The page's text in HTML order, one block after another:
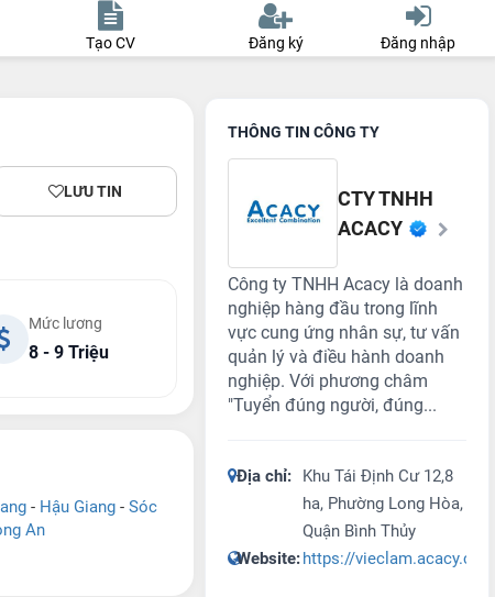
Tạo CV Đăng ký Đăng nhập
LƯU TIN
Mức lương
8 - 9 Triệu
- Hậu Giang -Sóc
An
THÔNG TIN CÔNG TY
CTY TNHH
ACACY
Công ty TNHH Acacy là doanh
nghiệp hàng đầu trong lĩnh
vực cung ứng nhân sự, tư vấn
quản lý và điều hành doanh
nghiệp. Với phương châm
"Tuyển đúng người, đúng...
Địa chỉ:
Khu Tái Định Cư 12,8
ha, Phường Long Hòa,
Quận Bình Thủy
Website:https://